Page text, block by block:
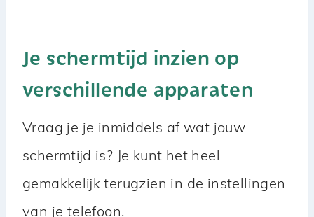
Je schermtijd inzien op
verschillende apparaten
Vraag je je inmiddels af wat jouw
schermtijd is? Je kunt het heel
gemakkelijk terugzien in de instellingen
van je telefoon.